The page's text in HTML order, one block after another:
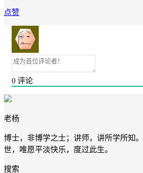
点赞
0 评论
老杨
博士，非博学之士；讲师，讲所学所知
世，唯愿平淡快乐，度过此生。
搜索